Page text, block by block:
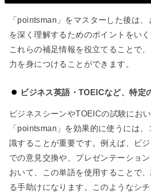
「pointsman」をマスターした後は
を深く理解するためのポイントをいく
これらの補足情報を役立てることで
力を身につけることができます。
ビジネス英語・TOEICなど、特定
ビジネスシーンやTOEICの試験におい
「pointsman」を効果的に使うには
識することが重要です。例えば、ビ
での意見交換や、プレゼンテーショ
おいて、この単語を使用することで
る手助けになります。このようなシ